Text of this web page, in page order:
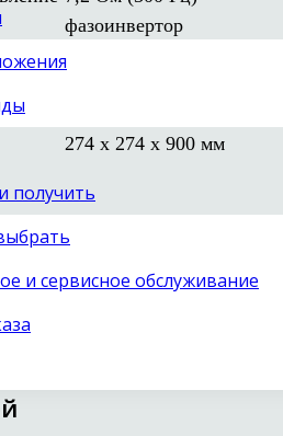
получить
и сервисное обслуживание
фазоинвертор
4,5 кг
274 х 274 х 900 мм
вам необходимо авторизоваться.
системы PMC Fact
ЦАП и усилитель для